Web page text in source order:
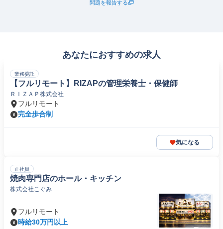
問題を報告する
あなたにおすすめの求人
業務委託
【フルリモート】RIZAPの管理栄養士・保健師
ＲＩＺＡＰ株式会社
フルリモート
完全歩合制
気になる
正社員
焼肉専門店のホール・キッチン
株式会社こぐみ
フルリモート
時給30万円以上